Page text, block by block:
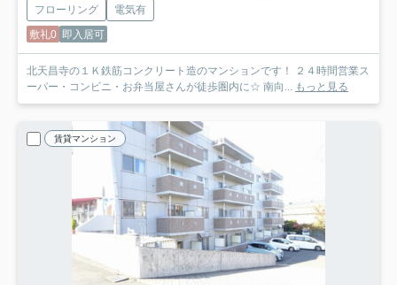
フローリング
電気有
敷礼0 即入居可
北天昌寺の１Ｋ鉄筋コンクリート造のマンションです！ ２４時間営業ス
ーパー・コンビニ・お弁当屋さんが徒歩圏内に☆ 南向... もっと見る
賃貸マンション